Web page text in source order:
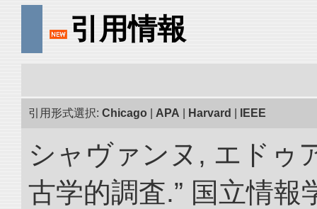
引用情報
引用形式選択: Chicago APA Harvard IEEE
シャヴァンヌ, エドゥ
古学的調査.” 国立情